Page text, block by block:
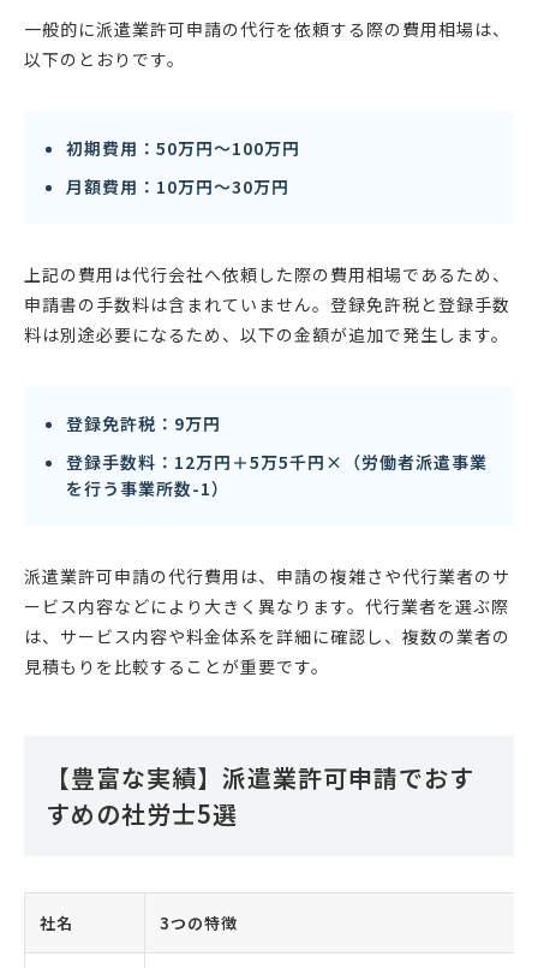
一般的に派遣業許可申請の代行を依頼する際の費用相場は、
以下のとおりです。
初期費用：50万円〜100万円
月額費用：10万円〜30万円
上記の費用は代行会社へ依頼した際の費用相場であるため、
申請書の手数料は含まれていません。登録免許税と登録手数
料は別途必要になるため、以下の金額が追加で発生します。
登録免許税：9万円
登録手数料：12万円＋5万5千円×（労働者派遣事業
を行う事業所数-1）
派遣業許可申請の代行費用は、申請の複雑さや代行業者のサ
ービス内容などにより大きく異なります。代行業者を選ぶ際
は、サービス内容や料金体系を詳細に確認し、複数の業者の
見積もりを比較することが重要です。
【豊富な実績】派遣業許可申請でおす
すめの社労士5選
社名 3つの特徴